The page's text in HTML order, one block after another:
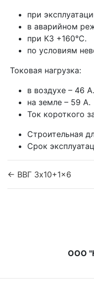
при
в аварийном
при КЗ +160°С.
по условиям
Токовая нагрузка:
в воздухе – 46 А.
на земле – 59 А.
Ток короткого
Строительная
Срок
← ВВГ 3x10+1x6
ООО